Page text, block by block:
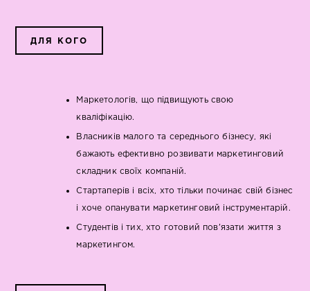
ДЛЯ КОГО
Маркетологів, що підвищують свою
кваліфікацію.
Власників малого та середнього бізнесу, які
бажають ефективно розвивати маркетинговий
складник своїх компаній.
Стартаперів і всіх, хто тільки починає свій бізнес
і хоче опанувати маркетинговий інструментарій.
Студентів і тих, хто готовий пов'язати життя з
маркетингом.